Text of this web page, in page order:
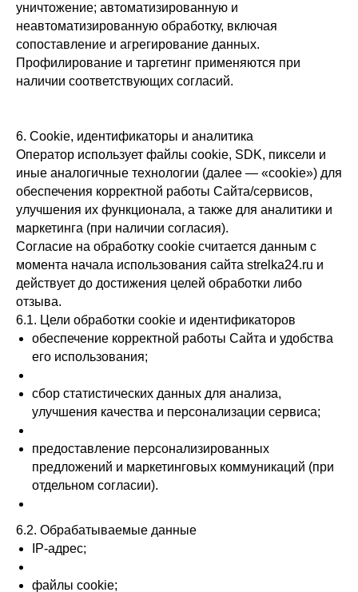
уничтожение; автоматизированную и
неавтоматизированную обработку, включая
сопоставление и агрегирование данных.
Профилирование и таргетинг применяются при
наличии соответствующих согласий.
6. Cookie, идентификаторы и аналитика
Оператор использует файлы cookie, SDK, пиксели и
иные аналогичные технологии (далее — «cookie») для
обеспечения корректной работы Сайта/сервисов,
улучшения их функционала, а также для аналитики и
маркетинга (при наличии согласия).
Согласие на обработку cookie считается данным с
момента начала использования сайта strelka24.ru и
действует до достижения целей обработки либо
отзыва.
6.1. Цели обработки cookie и идентификаторов
обеспечение корректной работы Сайта и удобства
его использования;
сбор статистических данных для анализа,
улучшения качества и персонализации сервиса;
предоставление персонализированных
предложений и маркетинговых коммуникаций (при
отдельном согласии).
6.2. Обрабатываемые данные
IP-адрес;
файлы cookie;